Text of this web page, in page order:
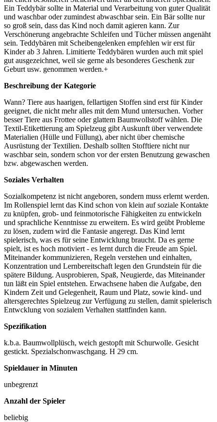
Ein Teddybär sollte in Material und Verarbeitung von guter Qualität
und waschbar oder zumindest abwaschbar sein. Ein Bär sollte nur
so groß sein, dass das Kind noch damit agieren kann. Zur
Verschönerung angebrachte Schleifen und Tücher müssen angenäht
sein. Teddybären mit Scheibengelenken empfehlen wir erst für
Kinder ab 3 Jahren. Limitierte Teddybären wurden auch mit spiel
gut ausgezeichnet, weil sie gerne als besonderes Geschenk zur
Geburt usw. genommen werden.+
Beschreibung der Kategorie
Wann? Tiere aus haarigen, fellartigen Stoffen sind erst für Kinder
geeignet, die nicht mehr alles mit dem Mund untersuchen. Vorher
besser Tiere aus Frottee oder glattem Baumwollstoff wählen. Die
Textil-Etikettierung am Spielzeug gibt Auskunft über verwendete
Materialien (Hülle und Füllung), aber nicht über chemische
Ausrüstung der Textilien. Deshalb sollten Stofftiere nicht nur
waschbar sein, sondern schon vor der ersten Benutzung gewaschen
bzw. abgewaschen werden.
Soziales Verhalten
Sozialkompetenz ist nicht angeboren, sondern muss erlernt werden.
Im Rollenspiel lernt das Kind schon von klein auf soziale Kontakte
zu knüpfen, grob- und feinmotorische Fähigkeiten zu entwickeln
und sprachliche Kenntnisse zu erweitern. Es wird geübt Probleme
zu lösen, zudem wird die Fantasie angeregt. Das Kind lernt
spielerisch, was es für seine Entwicklung braucht. Da es gerne
spielt, ist es hoch motiviert - es lernt durch die Freude am Spiel.
Miteinander kommunizieren, Regeln verstehen und einhalten,
Konzentration und Lernbereitschaft legen den Grundstein für die
spätere Bildung. Ausprobieren, Spaß, Neugierde, das Miteinander
tun läßt ein Spiel entstehen. Erwachsene haben die Aufgabe, den
Kindern Zeit und Gelegenheit, Raum und Platz, sowie kind- und
altersgerechtes Spielzeug zur Verfügung zu stellen, damit spielerisch
Entwcklung von sozialem Verhalten stattfinden kann.
Spezifikation
k.b.a. Baumwollplüsch, weich gestopft mit Schurwolle. Gesicht
gestickt. Spezialschonwaschgang. H 29 cm.
Spieldauer in Minuten
unbegrenzt
Anzahl der Spieler
beliebig